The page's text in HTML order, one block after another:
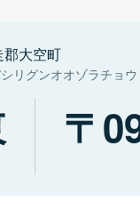
郡大空町
リグンオオゾラチョウ